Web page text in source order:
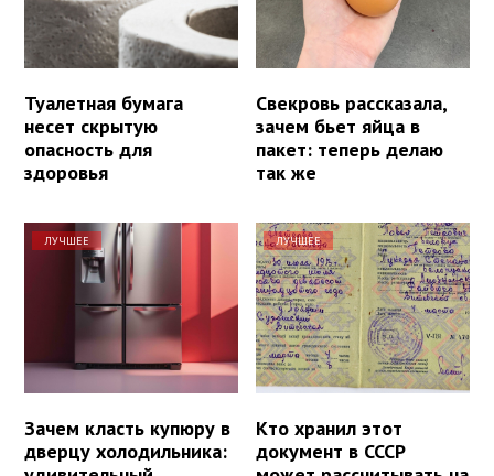
Туалетная бумага
несет скрытую
опасность для
здоровья
Свекровь рассказала,
зачем бьет яйца в
пакет: теперь делаю
так же
ЛУЧШЕЕ
Зачем класть купюру в
дверцу холодильника:
ЛУЧШЕЕ
Кто хранил этот
документ в СССР